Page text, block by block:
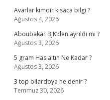
Avarlar kimdir kısaca bilgi ?
Ağustos 4, 2026
Aboubakar BJK’den ayrıldı mı ?
Ağustos 3, 2026
5 gram Has altın Ne Kadar ?
Ağustos 3, 2026
3 top bilardoya ne denir ?
Temmuz 30, 2026